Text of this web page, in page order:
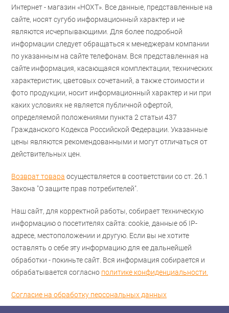
Интернет - магазин «НОХТ». Все данные, представленные на
сайте, носят сугубо информационный характер и не
являются исчерпывающими. Для более подробной
информации следует обращаться к менеджерам компании
по указанным на сайте телефонам. Вся представленная на
сайте информация, касающаяся комплектации, технических
характеристик, цветовых сочетаний, а также стоимости и
фото продукции, носит информационный характер и ни при
каких условиях не является публичной офертой,
определяемой положениями пункта 2 статьи 437
Гражданского Кодекса Российской Федерации. Указанные
цены являются рекомендованными и могут отличаться от
действительных цен.
Возврат товара осуществляется в соответствии со ст. 26.1
Закона "О защите прав потребителей".
Наш сайт, для корректной работы, собирает техническую
информацию о посетителях сайта: cookie, данные об IP-
адресе, местоположении и другую. Если вы не хотите
оставлять о себе эту информацию для ее дальнейшей
обработки - покиньте сайт. Вся информация собирается и
обрабатывается согласно политике конфиденциальности.
Согласие на обработку персональных данных